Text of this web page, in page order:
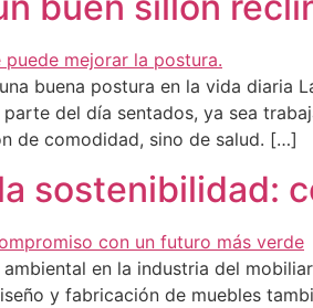
buena postura en la vida diaria
del día sentados, ya sea
de comodidad, sino de salud. […]
sostenibilidad:
en la industria del
y fabricación de muebles